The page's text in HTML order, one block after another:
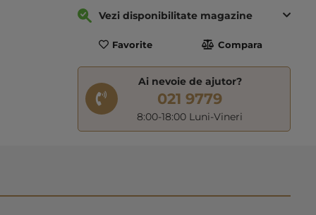
Vezi disponibilitate magazine
Favorite Compara
Ai nevoie de ajutor?
021 9779
8:00-18:00 Luni-Vineri